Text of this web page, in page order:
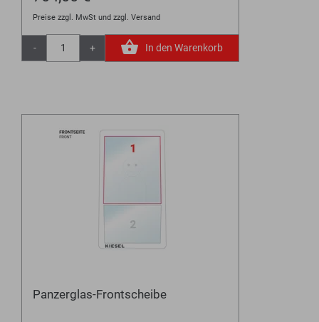
Preise zzgl. MwSt und zzgl. Versand
- + In den Warenkorb
Panzerglas-Frontscheibe